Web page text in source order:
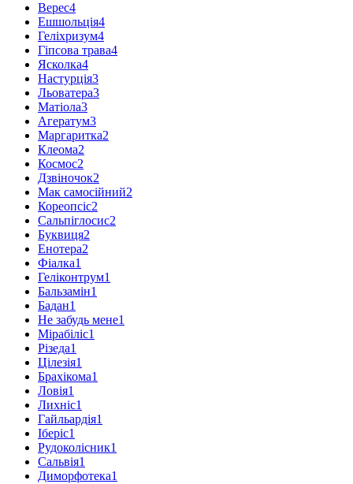
Верес4
Ешшольція4
Геліхризум4
Гіпсова трава4
Ясколка4
Настурція3
Льоватера3
Матіола3
Агератум3
Маргаритка2
Клеома2
Космос2
Дзвіночок2
Мак самосійний2
Кореопсіс2
Сальпіглосис2
Буквиця2
Енотера2
Фіалка1
Геліконтрум1
Бальзамін1
Бадан1
Не забудь мене1
Мірабіліс1
Різеда1
Цілезія1
Брахікома1
Ловія1
Лихніс1
Гайльардія1
Іберіс1
Рудоколісник1
Сальвія1
Диморфотека1